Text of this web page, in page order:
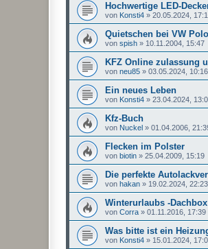
Hochwertige LED-
von Konsti4 » 20.05.2024,
Quietschen bei VW Polo
von spish » 10.11.2004, 15:47
KFZ Online zulassung
von neu85 » 03.05.2024, 10:16
Ein neues Leben
von Konsti4 » 23.04.2024,
Kfz-Buch
von Nuckel » 01.04.2006,
Flecken im Polster
von biotin » 25.04.2009, 15:19
Die perfekte
von hakan » 19.02.2024, 22:23
Winterurlaubs -
von Corra » 01.11.2016, 17:39
Was bitte ist ein
von Konsti4 » 15.01.2024,